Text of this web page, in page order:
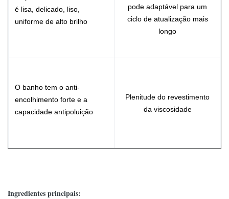
é lisa, delicado, liso,
uniforme de alto brilho
pode adaptável para um
ciclo de atualização mais
longo
O banho tem o anti-
encolhimento forte e a
capacidade antipoluição
Plenitude do revestimento
da viscosidade
Ingredientes principais: